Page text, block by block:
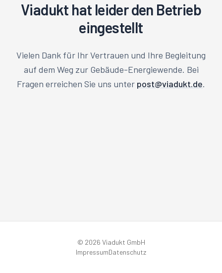
Viadukt hat leider den Betrieb
eingestellt
Vielen Dank für Ihr Vertrauen und Ihre Begleitung
auf dem Weg zur Gebäude-Energiewende. Bei
Fragen erreichen Sie uns unter post@viadukt.de.
© 2026 Viadukt GmbH
ImpressumDatenschutz